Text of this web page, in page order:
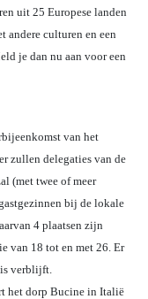
uit 25 Europese landen
andere culturen en een
je dan nu aan voor een
van het
zullen delegaties van de
(met twee of meer
bij de lokale
4 plaatsen zijn
van 18 tot en met 26. Er
verblijft.
het dorp Bucine in Italië